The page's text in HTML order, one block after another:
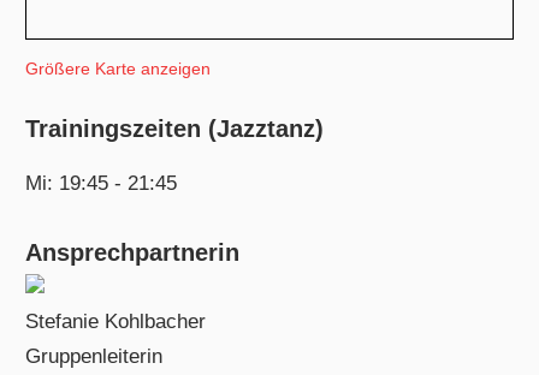
Größere Karte anzeigen
Trainingszeiten (Jazztanz)
Mi: 19:45 - 21:45
Ansprechpartnerin
Stefanie Kohlbacher
Gruppenleiterin